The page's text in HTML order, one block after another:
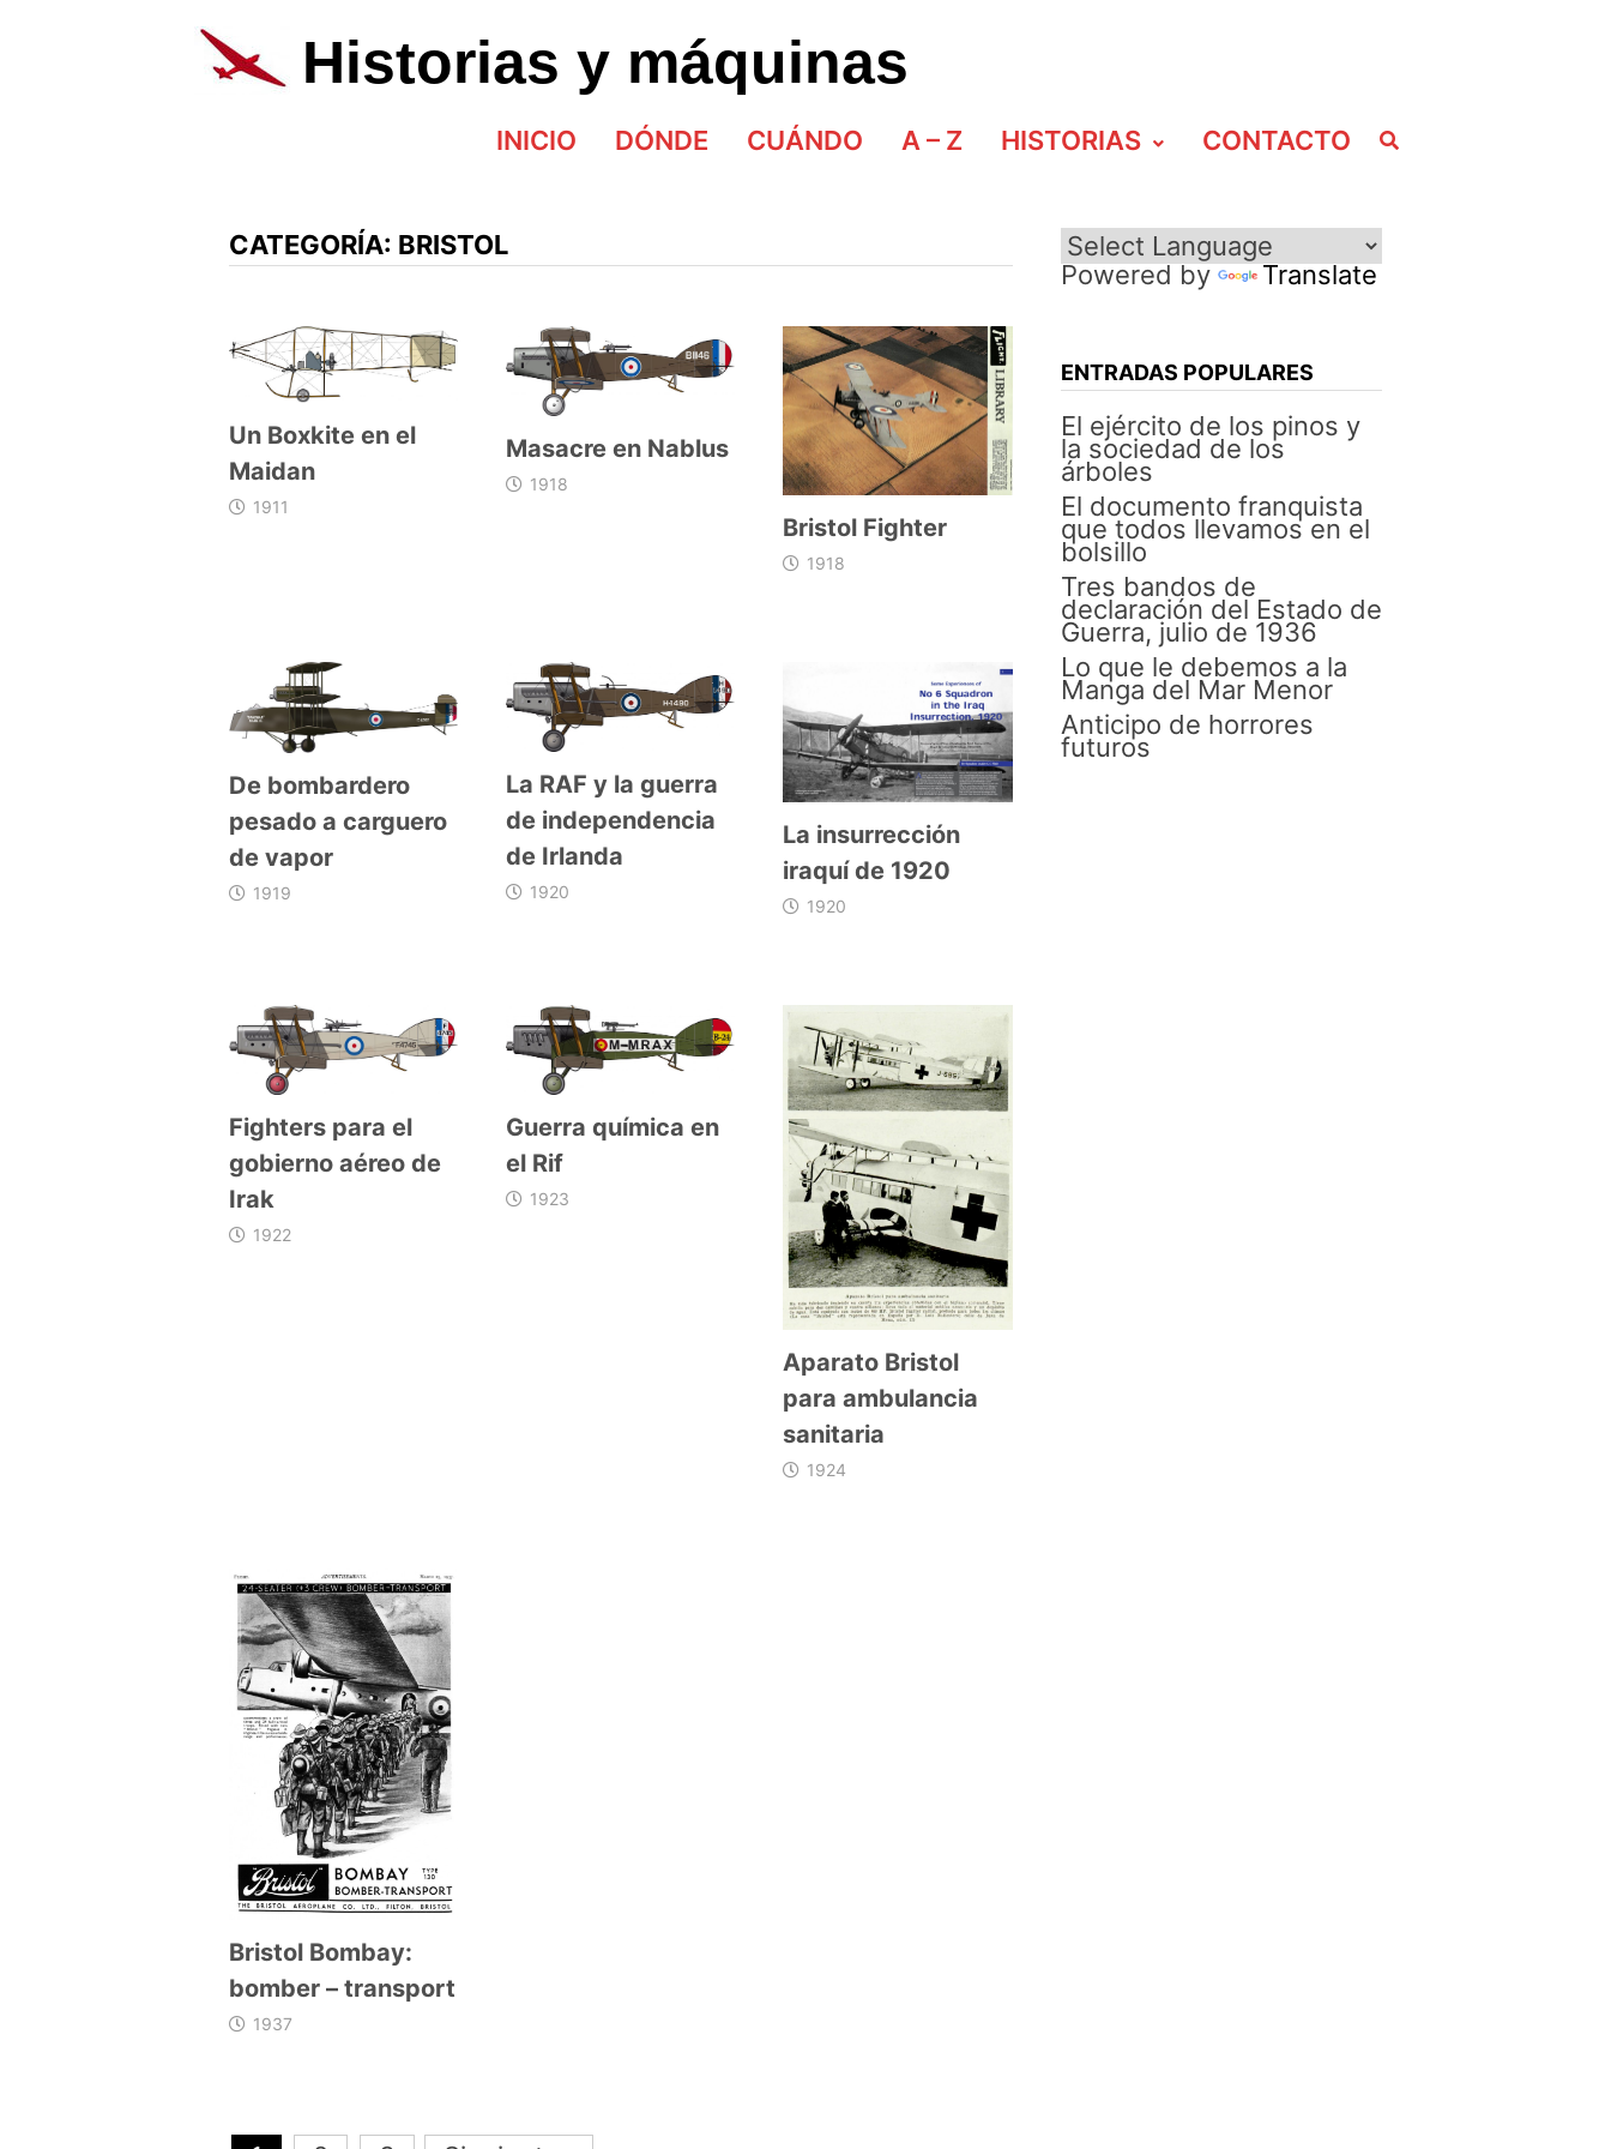
al
contenidoHistorias y máquinas
INICIO DÓNDE CUÁNDO A – Z HISTORIAS CONTACTO
CATEGORÍA: BRISTOL
Un Boxkite en el
Maidan
1911
Masacre en Nablus
1918
Bristol Fighter
1918
De bombardero
pesado a carguero
de vapor
1919
La RAF y la guerra
de independencia
de Irlanda
1920
La insurrección
iraquí de 1920
1920
Fighters para el
gobierno aéreo de
Irak
1922
Guerra química en
el Rif
1923
Aparato Bristol
para ambulancia
sanitaria
1924
Bristol Bombay:
bomber – transport
1937
Powered by Translate
ENTRADAS POPULARES
El ejército de los pinos y
la sociedad de los
árboles
El documento franquista
que todos llevamos en el
bolsillo
Tres bandos de
declaración del Estado de
Guerra, julio de 1936
Lo que le debemos a la
Manga del Mar Menor
Anticipo de horrores
futuros